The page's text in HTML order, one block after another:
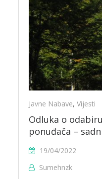
Javne Nabave,Vijesti
Odluka o
ponuđača –
19/04/2022
Sumehnzk